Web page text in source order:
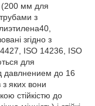
(200 мм для
з
згідно з
ISO 14236, ISO
для
давлнением до 16
з яких вони
стійкістю до